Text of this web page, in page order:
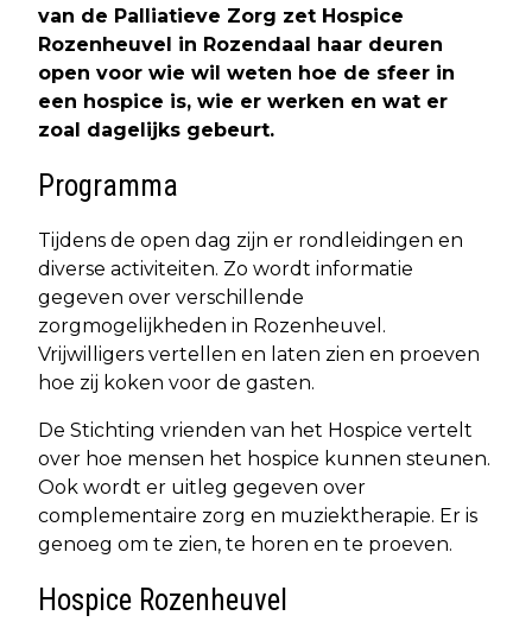
van de Palliatieve Zorg zet Hospice
Rozenheuvel in Rozendaal haar deuren
open voor wie wil weten hoe de sfeer in
een hospice is, wie er werken en wat er
zoal dagelijks gebeurt.
Programma
Tijdens de open dag zijn er rondleidingen en
diverse activiteiten. Zo wordt informatie
gegeven over verschillende
zorgmogelijkheden in Rozenheuvel.
Vrijwilligers vertellen en laten zien en proeven
hoe zij koken voor de gasten.
De Stichting vrienden van het Hospice vertelt
over hoe mensen het hospice kunnen steunen.
Ook wordt er uitleg gegeven over
complementaire zorg en muziektherapie. Er is
genoeg om te zien, te horen en te proeven.
Hospice Rozenheuvel